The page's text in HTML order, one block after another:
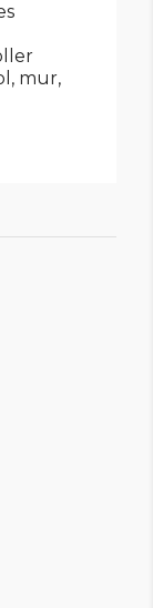
mur,